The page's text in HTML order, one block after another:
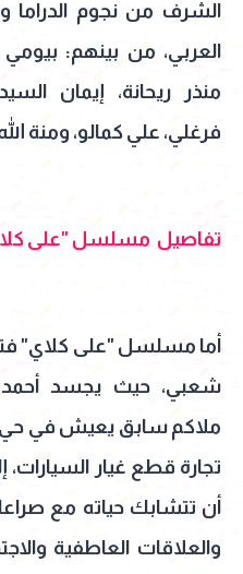
الشرف من نجوم الدراما
العربي، من بينهم: بيومي
منذر ريحانة، إيمان
فرغلي، علي كمالو، ومنة
تفاصيل مسلسل "على
أما مسلسل "على كلاي"
شعبي، حيث يجسد
ملاكم سابق يعيش في حي
تجارة قطع غيار السيارات،
أن تتشابك حياته مع
والعلاقات العاطفية